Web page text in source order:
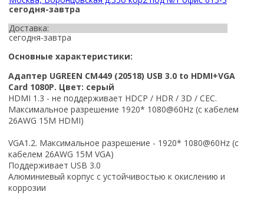
сегодня-завтра
Доставка:
сегодня-завтра
Основные характеристики:
Адаптер UGREEN CM449 (20518) USB 3.0 to HDMI+VGA
Card 1080P. Цвет: серый
HDMI 1.3 - не поддерживает HDCP / HDR / 3D / CEC.
Максимальное разрешение 1920* 1080@60Hz (с кабелем
26AWG 15M HDMI)
VGA1.2. Максимальное разрешение - 1920* 1080@60Hz (с
кабелем 26AWG 15M VGA)
Поддерживает USB 3.0
Алюминиевый корпус с устойчивостью к окислению и
коррозии